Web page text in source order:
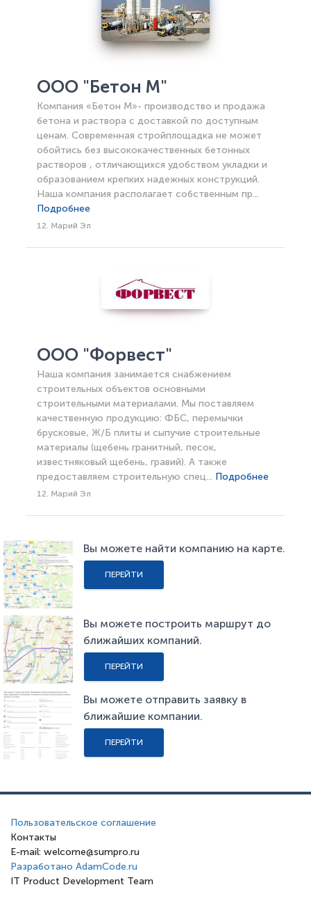
ООО "Бетон М"
Компания «Бетон М»- производство и продажа
бетона и раствора с доставкой по доступным
ценам. Современная стройплощадка не может
обойтись без высококачественных бетонных
растворов , отличающихся удобством укладки и
образованием крепких надежных конструкций.
Наша компания располагает собственным пр...
Подробнее
12. Марий Эл
ООО "Форвест"
Наша компания занимается снабжением
строительных объектов основными
строительными материалами. Мы поставляем
качественную продукцию: ФБС, перемычки
брусковые, Ж/Б плиты и сыпучие строительные
материалы (щебень гранитный, песок,
известняковый щебень, гравий). А также
предоставляем строительную спец... Подробнее
12. Марий Эл
Вы можете найти компанию на карте.
ПЕРЕЙТИ
Вы можете построить маршрут до
ближайших компаний.
ПЕРЕЙТИ
Вы можете отправить заявку в
ближайшие компании.
ПЕРЕЙТИ
Пользовательское соглашение
Контакты
E-mail: welcome@sumpro.ru
Разработано AdamCode.ru
IT Product Development Team